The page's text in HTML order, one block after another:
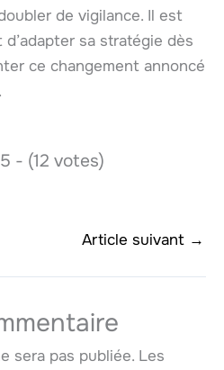
de vigilance. Il est
sa stratégie dès
ce changement annoncé
- (12 votes)
Article suivant →
sera pas publiée. Les